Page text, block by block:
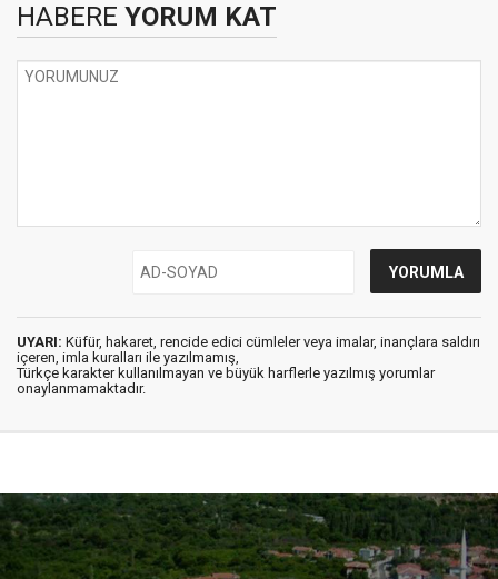
HABERE YORUM KAT
UYARI: Küfür, hakaret, rencide edici cümleler veya imalar, inançlara saldırı
içeren, imla kuralları ile yazılmamış,
Türkçe karakter kullanılmayan ve büyük harflerle yazılmış yorumlar
onaylanmamaktadır.